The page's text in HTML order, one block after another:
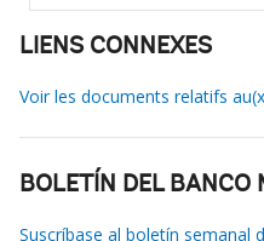
LIENS CONNEXES
Voir les documents relatifs
BOLETÍN DEL BANCO
Suscríbase al boletín semanal